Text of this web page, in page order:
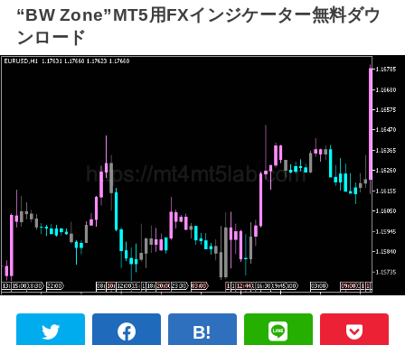
“BW Zone”MT5用FXインジケーター無料ダウ
ンロード